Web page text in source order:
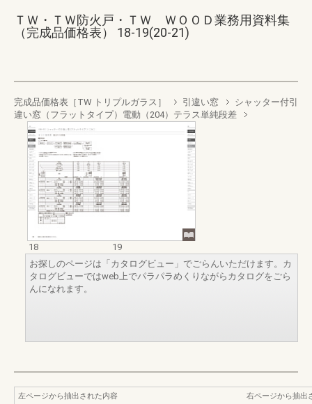
ＴＷ・ＴＷ防火戸・ＴＷ ＷＯＯＤ業務用資料集
（完成品価格表） 18-19(20-21)
完成品価格表［TW トリプルガラス］ 引違い窓
シャッター付引
違い窓（フラットタイプ）電動（204）テラス単純段差
18
19
お探しのページは「カタログビュー」でごらんいただけます。カ
タログビューではweb上でパラパラめくりながらカタログをごら
んになれます。
左ページから抽出された内容
右ページから抽出